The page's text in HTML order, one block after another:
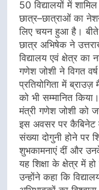
50 विद्यालयों में
छात्र–छात्राओं का
लिए चयन हुआ है। बीते
छात्र अभिषेक ने
विद्यालय एवं क्षेत्र का
गणेश जोशी ने विगत
प्रतियोगिता में
को भी सम्मानित
मंत्री गणेश जोशी को
इस अवसर पर कैबिनेट
संख्या दोगुनी होने पर
शुभकामनाएं दीं और
यह शिक्षा के क्षेत्र में
उन्होंने कहा कि